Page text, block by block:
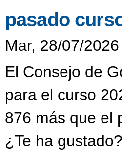
pasado
Mar, 28/07/
El Consejo de
para el curso
876 más que el
¿Te ha